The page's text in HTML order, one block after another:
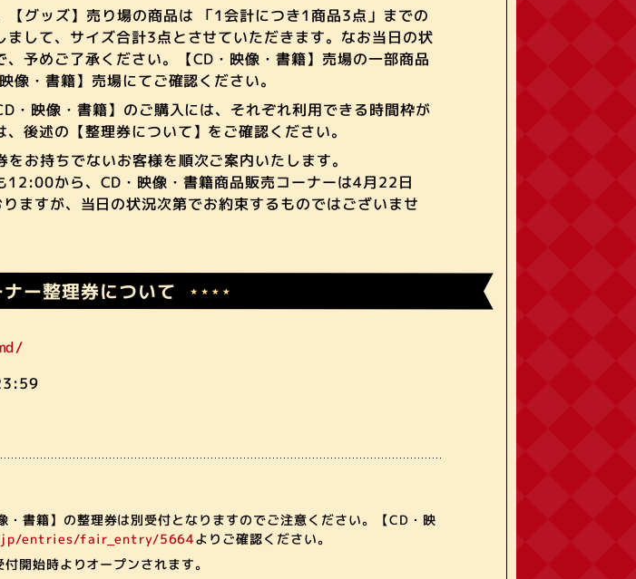
グッズ】売り場の商品は 「1会計につき1商品3点」までの
して、サイズ合計3点とさせていただきます。なお当日の状
予めご了承ください。【CD・映像・書籍】売場の一部商品
・書籍】売場にてご確認ください。
映像・書籍】のご購入には、それぞれ利用できる時間枠が
後述の【整理券について】をご確認ください。
お持ちでないお客様を順次ご案内いたします。
から、CD・映像・書籍商品販売コーナーは4月22日
すが、当日の状況次第でお約束するものではございませ
ナー整理券について
書籍】の整理券は別受付となりますのでご注意ください。【CD・映
entries/fair_entry/5664よりご確認ください。
開始時よりオープンされます。